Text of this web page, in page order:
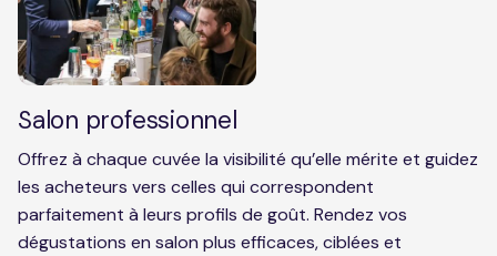
Salon professionnel
Offrez à chaque cuvée la visibilité qu’elle mérite et guidez
les acheteurs vers celles qui correspondent
parfaitement à leurs profils de goût. Rendez vos
dégustations en salon plus efficaces, ciblées et